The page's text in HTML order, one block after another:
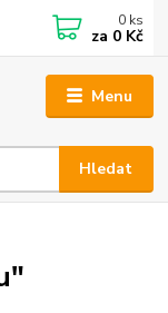
Menu
Hledat
0 ks
za 0 Kč